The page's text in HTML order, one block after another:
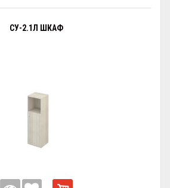
СУ-2.1Л ШКАФ